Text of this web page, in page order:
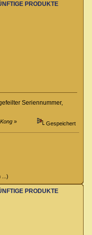
PRODUKTE
Seriennummer,
» Gespeichert
...)
PRODUKTE